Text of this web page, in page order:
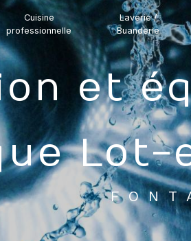
Cuisine
professionnelle
Laverie /
Buanderie
Lot-